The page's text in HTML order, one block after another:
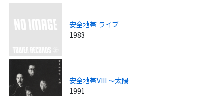
安全地帯 ライブ
1988
安全地帯VIII ～太陽
1991